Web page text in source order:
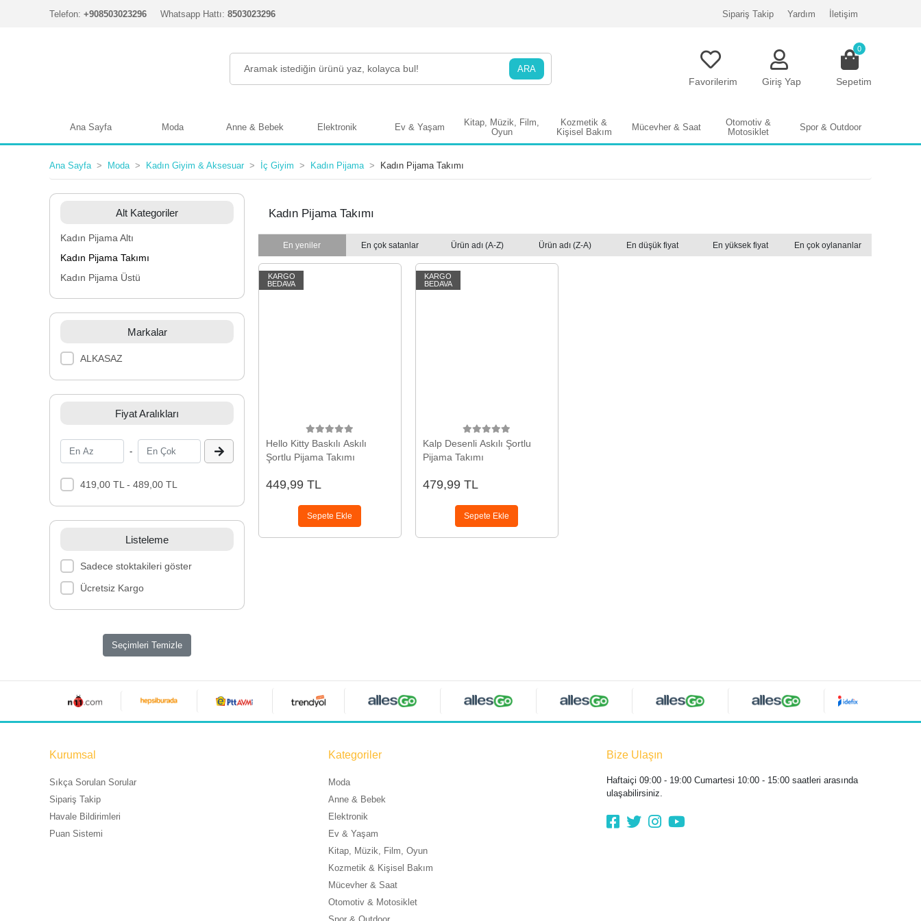
Telefon: +908503023296 Whatsapp Hattı: 8503023296 Sipariş Takip Yardım İletişim
ARA
Favorilerim Giriş Yap
0
Sepetim
Ana Sayfa Moda Anne & Bebek Elektronik Ev & Yaşam
Kitap, Müzik, Film,
Oyun
Kozmetik &
Kişisel Bakım
Mücevher & Saat
Otomotiv &
Motosiklet
Spor & Outdoor
Ana Sayfa Moda Kadın Giyim & Aksesuar İç Giyim Kadın Pijama Kadın Pijama Takımı
Alt Kategoriler
Kadın Pijama Altı
Kadın Pijama Takımı
Kadın Pijama Üstü
Markalar
ALKASAZ
Fiyat Aralıkları
-
419,00 TL - 489,00 TL
Listeleme
Sadece stoktakileri göster
Ücretsiz Kargo
Seçimleri Temizle
Kadın Pijama Takımı
En yeniler En çok satanlar Ürün adı (A-Z) Ürün adı (Z-A) En düşük fiyat En yüksek fiyat En çok oylananlar
KARGO
BEDAVA
Hello Kitty Baskılı Askılı
Şortlu Pijama Takımı
449,99 TL
Sepete Ekle
KARGO
BEDAVA
Kalp Desenli Askılı Şortlu
Pijama Takımı
479,99 TL
Sepete Ekle
Kurumsal
Sıkça Sorulan Sorular
Sipariş Takip
Havale Bildirimleri
Puan Sistemi
Kategoriler
Moda
Anne & Bebek
Elektronik
Ev & Yaşam
Kitap, Müzik, Film, Oyun
Kozmetik & Kişisel Bakım
Mücevher & Saat
Otomotiv & Motosiklet
Bize Ulaşın
Haftaiçi 09:00 - 19:00 Cumartesi 10:00 - 15:00 saatleri arasında
ulaşabilirsiniz.